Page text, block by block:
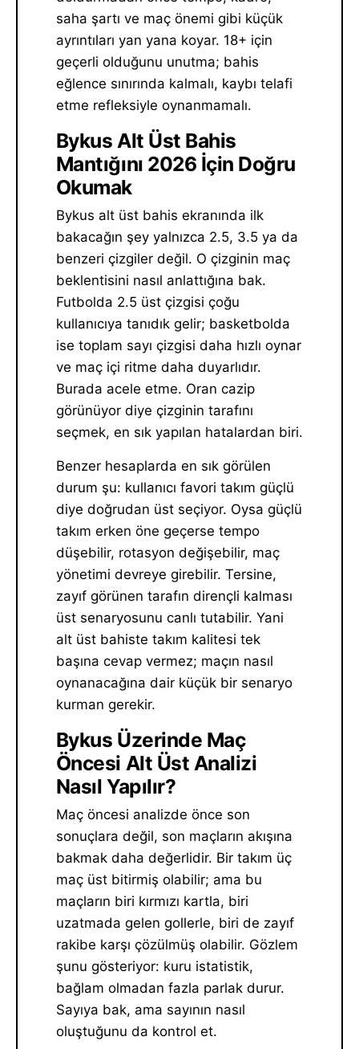
saha şartı ve maç önemi gibi küçük
ayrıntıları yan yana koyar. 18+ için
geçerli olduğunu unutma; bahis
eğlence sınırında kalmalı, kaybı telafi
etme refleksiyle oynanmamalı.
Bykus Alt Üst Bahis
Mantığını 2026 İçin Doğru
Okumak
Bykus alt üst bahis ekranında ilk
bakacağın şey yalnızca 2.5, 3.5 ya da
benzeri çizgiler değil. O çizginin maç
beklentisini nasıl anlattığına bak.
Futbolda 2.5 üst çizgisi çoğu
kullanıcıya tanıdık gelir; basketbolda
ise toplam sayı çizgisi daha hızlı oynar
ve maç içi ritme daha duyarlıdır.
Burada acele etme. Oran cazip
görünüyor diye çizginin tarafını
seçmek, en sık yapılan hatalardan biri.
Benzer hesaplarda en sık görülen
durum şu: kullanıcı favori takım güçlü
diye doğrudan üst seçiyor. Oysa güçlü
takım erken öne geçerse tempo
düşebilir, rotasyon değişebilir, maç
yönetimi devreye girebilir. Tersine,
zayıf görünen tarafın dirençli kalması
üst senaryosunu canlı tutabilir. Yani
alt üst bahiste takım kalitesi tek
başına cevap vermez; maçın nasıl
oynanacağına dair küçük bir senaryo
kurman gerekir.
Bykus Üzerinde Maç
Öncesi Alt Üst Analizi
Nasıl Yapılır?
Maç öncesi analizde önce son
sonuçlara değil, son maçların akışına
bakmak daha değerlidir. Bir takım üç
maç üst bitirmiş olabilir; ama bu
maçların biri kırmızı kartla, biri
uzatmada gelen gollerle, biri de zayıf
rakibe karşı çözülmüş olabilir. Gözlem
şunu gösteriyor: kuru istatistik,
bağlam olmadan fazla parlak durur.
Sayıya bak, ama sayının nasıl
oluştuğunu da kontrol et.